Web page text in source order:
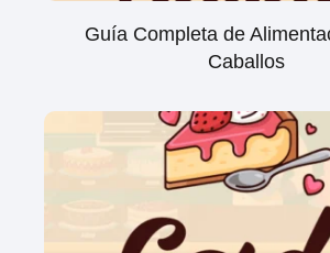
Guía Completa de
Caballos